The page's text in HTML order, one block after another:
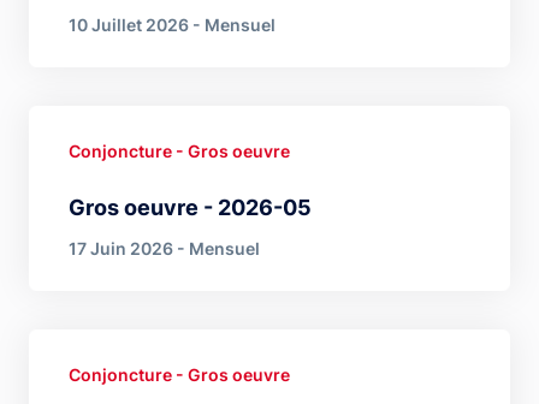
10 Juillet 2026 - Mensuel
Gros oeuvre - 2026-05
Conjoncture - Gros oeuvre
17 Juin 2026 - Mensuel
Conjoncture - Gros oeuvre